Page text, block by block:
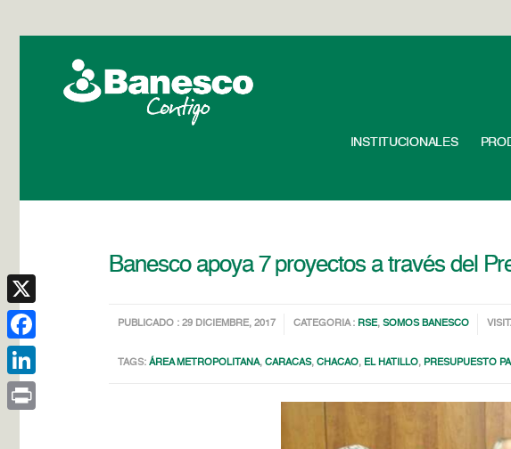
INSTITUCIONALES
Banesco apoya 7 proyectos a través del
PUBLICADO : 29 DICIEMBRE, 2017 CATEGORIA : RSE,SOMOS BANESCO
TAGS:ÁREA METROPOLITANA,CARACAS,CHACAO, EL HATILLO, PRESUPUESTO
X
Facebook
LinkedIn